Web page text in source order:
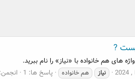
?
های هم خانواده با «نیاز» را نام ببرید.
2024 , نیاز هم خانواده پاسخ ها: 1 انجمن: